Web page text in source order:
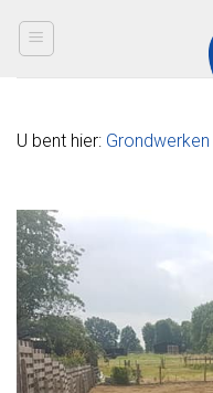
U bent hier: Grondwerken